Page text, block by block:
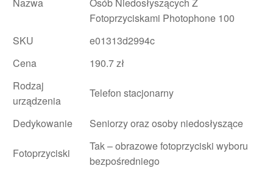
Fotoprzyciskami Photophone 100
SKU
e01313d2994c
Cena
190.7 zł
Rodzaj
urządzenia
Telefon stacjonarny
Dedykowanie Seniorzy oraz osoby niedosłyszące
Fotoprzyciski
Tak – obrazowe fotoprzyciski wyboru
bezpośredniego